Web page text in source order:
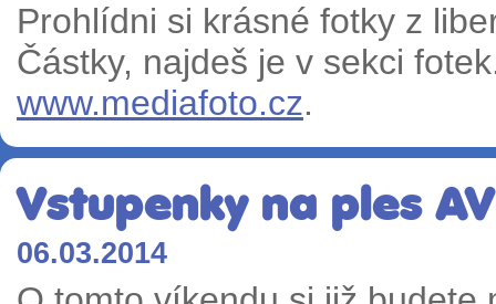
Prohlídni si krásné fotky z
Částky, najdeš je v sekci
www.mediafoto.cz.
Vstupenky na ples
06.03.2014